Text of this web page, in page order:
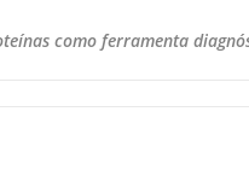
como ferramenta